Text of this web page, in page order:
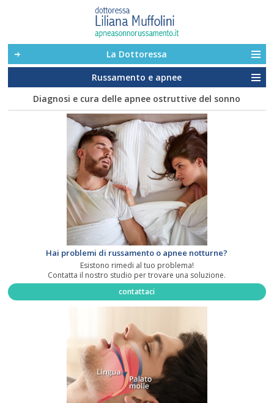
La Dottoressa
Russamento e apnee
Diagnosi e cura delle apnee ostruttive del sonno
Hai problemi di russamento o apnee notturne?
Esistono rimedi al tuo problema!
Contatta il nostro studio per trovare una soluzione.
contattaci